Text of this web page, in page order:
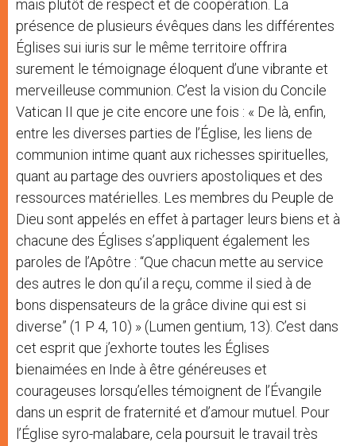
mais plutôt de respect et de coopération. La
présence de plusieurs évêques dans les différentes
Églises sui iuris sur le même territoire offrira
surement le témoignage éloquent d’une vibrante et
merveilleuse communion. C’est la vision du Concile
Vatican II que je cite encore une fois : « De là, enfin,
entre les diverses parties de l’Église, les liens de
communion intime quant aux richesses spirituelles,
quant au partage des ouvriers apostoliques et des
ressources matérielles. Les membres du Peuple de
Dieu sont appelés en effet à partager leurs biens et à
chacune des Églises s’appliquent également les
paroles de l’Apôtre : “Que chacun mette au service
des autres le don qu’il a reçu, comme il sied à de
bons dispensateurs de la grâce divine qui est si
diverse” (1 P 4, 10) » (Lumen gentium, 13). C’est dans
cet esprit que j’exhorte toutes les Églises
bienaimées en Inde à être généreuses et
courageuses lorsqu’elles témoignent de l’Évangile
dans un esprit de fraternité et d’amour mutuel. Pour
l’Église syro-malabare, cela poursuit le travail très